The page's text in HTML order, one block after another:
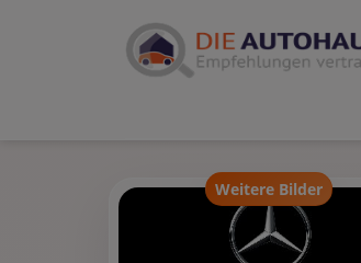
Weitere Bilder